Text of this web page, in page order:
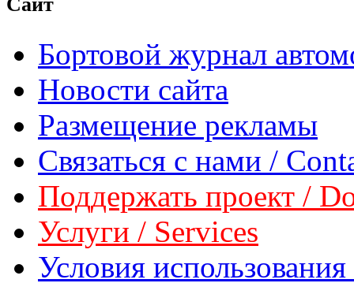
Бортовой журнал
Новости сайта
Размещение рекламы
Связаться с нами /
Поддержать проект /
Услуги / Services
Условия